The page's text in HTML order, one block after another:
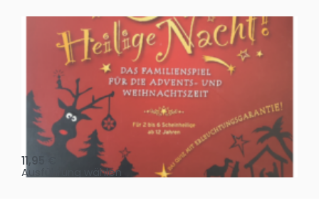
Oh, heilige Nacht!
11,95
Ausführung wählen